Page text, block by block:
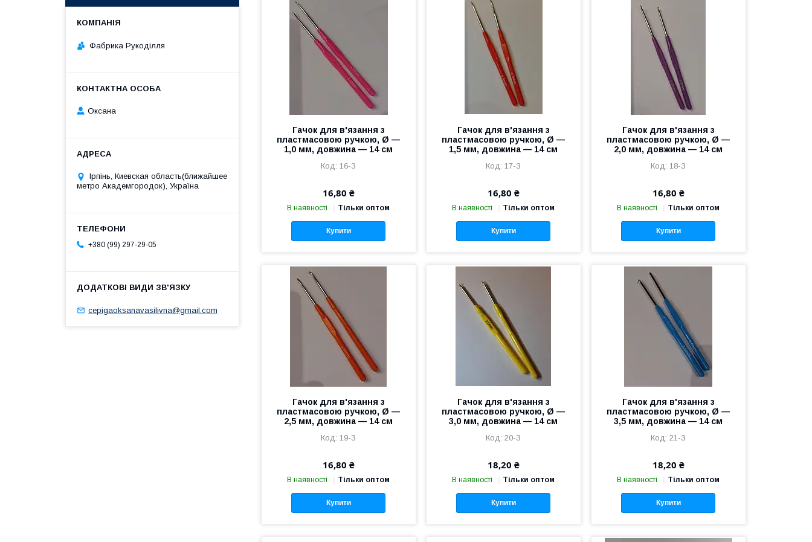
Гачок для в'язання з
пластмасовою ручкою, Ø —
1,0 мм, довжина — 14 см
16-З
16,80 ₴
В наявності Тільки оптом
Купити
Гачок для в'язання з
пластмасовою ручкою, Ø —
1,5 мм, довжина — 14 см
17-З
16,80 ₴
В наявності Тільки оптом
Купити
Гачок для в'язання з
пластмасовою ручкою, Ø —
2,0 мм, довжина — 14 см
18-З
16,80 ₴
В наявності Тільки оптом
Купити
Гачок для в'язання з
пластмасовою ручкою, Ø —
2,5 мм, довжина — 14 см
19-З
16,80 ₴
В наявності Тільки оптом
Купити
Гачок для в'язання з
пластмасовою ручкою, Ø —
3,0 мм, довжина — 14 см
20-З
18,20 ₴
В наявності Тільки оптом
Купити
Гачок для в'язання з
пластмасовою ручкою, Ø —
3,5 мм, довжина — 14 см
21-З
18,20 ₴
В наявності Тільки оптом
Купити
Фабрика Рукоділля
Оксана
Ірпінь, Киевская область(ближайшее
метро Академгородок), Україна
+380 (99) 297-29-05
cepigaoksanavasilivna@gmail.com